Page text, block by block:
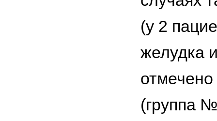
(у 2
желудка
(группа